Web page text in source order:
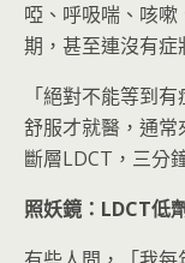
啞、呼吸喘、咳
期，甚至連沒有症
「絕對不能等到
舒服才就醫，通
斷層LDCT，三分
照妖鏡：LDCT低